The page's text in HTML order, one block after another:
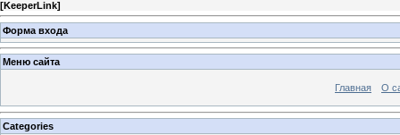
[KeeperLink]
Форма входа
Меню сайта
Главная О
Categories